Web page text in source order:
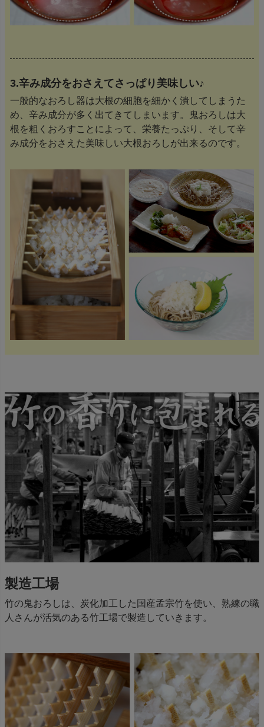
3.辛み成分をおさえてさっぱり美味しい♪
一般的なおろし器は大根の細胞を細かく潰してしまうた
め、辛み成分が多く出てきてしまいます。鬼おろしは大
根を粗くおろすことによって、栄養たっぷり、そして辛
み成分をおさえた美味しい大根おろしが出来るのです。
製造工場
竹の鬼おろしは、炭化加工した国産孟宗竹を使い、熟練の職
人さんが活気のある竹工場で製造していきます。